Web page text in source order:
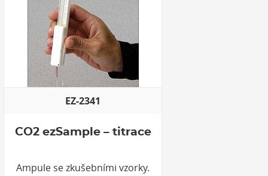
EZ-2341
CO2 ezSample – titrace
Ampule se zkušebními vzorky.